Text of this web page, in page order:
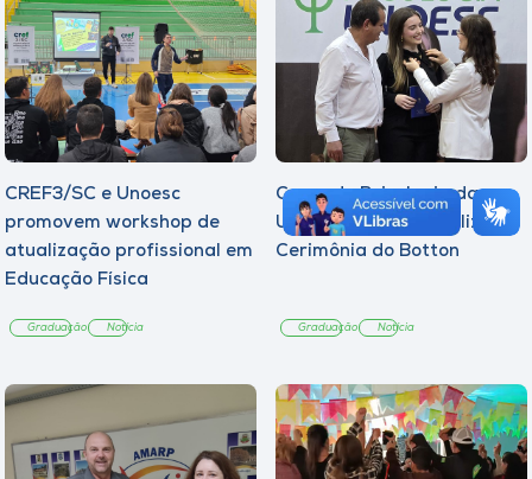
CREF3/SC e Unoesc
promovem workshop de
atualização profissional em
Educação Física
Graduação Notícia
Curso de Psicologia da
Unoesc Joaçaba realiza 2ª
Cerimônia do Botton
Graduação Notícia